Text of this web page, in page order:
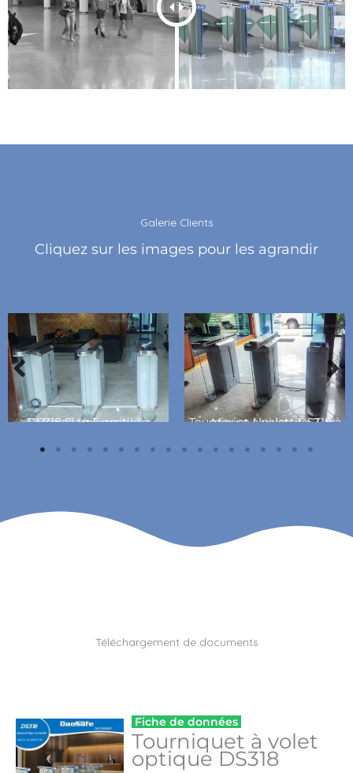
Galerie Clients
Cliquez sur les images pour les agrandir
DS318 Flap Turnstile à Mexico University-1 Tourniquet à volets DS318 à Mexico University-2
Téléchargement de documents
Fiche de données
Tourniquet à volet
optique DS318